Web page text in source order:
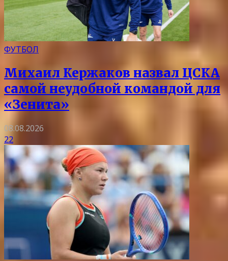
ФУТБОЛ
Михаил Кержаков назвал ЦСКА
самой неудобной командой для
«Зенита»
08.08.2026
22